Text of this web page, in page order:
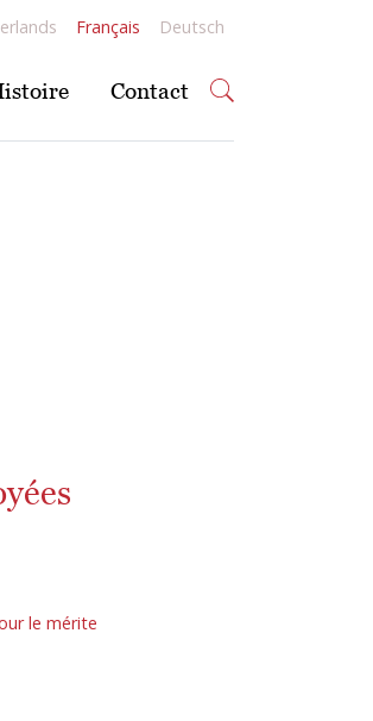
Français Deutsch
Contact
le mérite